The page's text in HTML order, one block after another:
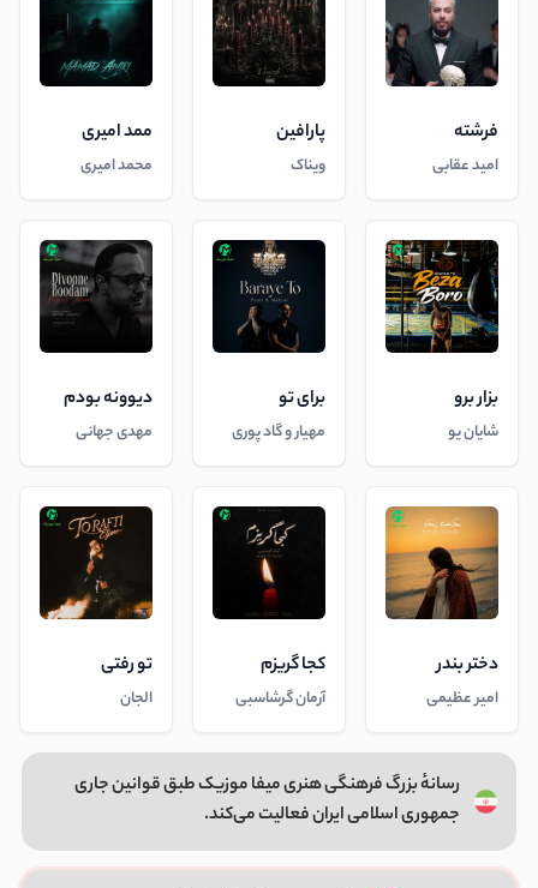
فرشته
امید عقابی
پارافین
ویناک
ممد امیری
محمد امیری
بزار برو
شایان یو
برای تو
مهیار و گاد پوری
دیوونه بودم
مهدی جهانی
دختر بندر
امیر عظیمی
کجا گریزم
آرمان گرشاسبی
تو رفتی
الجان
رسانهٔ بزرگ فرهنگی هنری میفا موزیک طبق قوانین جاری
جمهوری اسلامی ایران فعالیت می‌کند.